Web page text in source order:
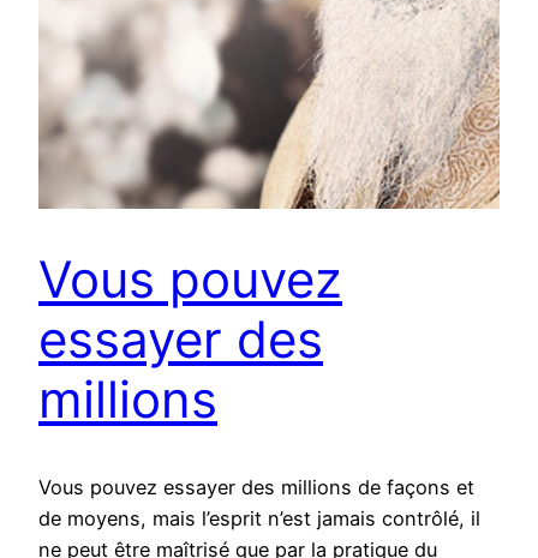
Vous pouvez
essayer des
millions
Vous pouvez essayer des millions de façons et
de moyens, mais l’esprit n’est jamais contrôlé, il
ne peut être maîtrisé que par la pratique du